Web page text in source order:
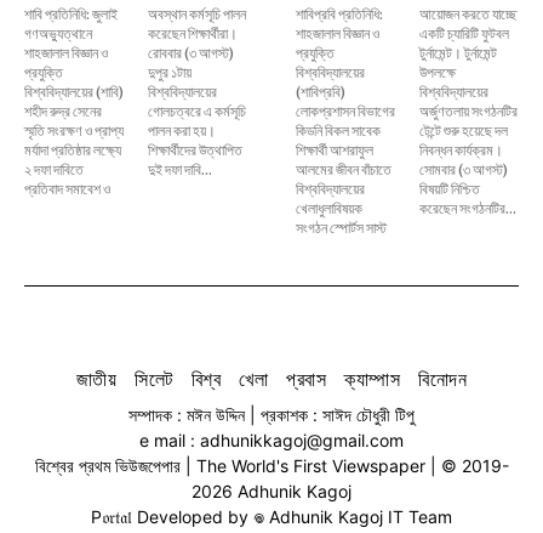
শাবি প্রতিনিধি: জুলাই
গণঅভ্যুত্থানে
শাহজালাল বিজ্ঞান ও
প্রযুক্তি
বিশ্ববিদ্যালয়ের (শাবি)
শহীদ রুদ্র সেনের
স্মৃতি সংরক্ষণ ও প্রাপ্য
মর্যাদা প্রতিষ্ঠার লক্ষ্যে
২ দফা দাবিতে
প্রতিবাদ সমাবেশ ও
অবস্থান কর্মসূচি পালন
করেছেন শিক্ষার্থীরা।
রোববার (৩ আগস্ট)
দুপুর ১টায়
বিশ্ববিদ্যালয়ের
গোলচত্বরে এ কর্মসূচি
পালন করা হয়।
শিক্ষার্থীদের উত্থাপিত
দুই দফা দাবি...
শাবিপ্রবি প্রতিনিধি:
শাহজালাল বিজ্ঞান ও
প্রযুক্তি
বিশ্ববিদ্যালয়ের
(শাবিপ্রবি)
লোকপ্রশাসন বিভাগের
কিডনি বিকল সাবেক
শিক্ষার্থী আশরাফুল
আলমের জীবন বাঁচাতে
বিশ্ববিদ্যালয়ের
খেলাধুলাবিষয়ক
সংগঠন স্পোর্টস সাস্ট
আয়োজন করতে যাচ্ছে
একটি চ্যারিটি ফুটবল
টুর্নামেন্ট। টুর্নামেন্ট
উপলক্ষে
বিশ্ববিদ্যালয়ের
অর্জুণতলায় সংগঠনটির
টেন্টে শুরু হয়েছে দল
নিবন্ধন কার্যক্রম।
সোমবার (৩ আগস্ট)
বিষয়টি নিশ্চিত
করেছেন সংগঠনটির...
জাতীয় সিলেট বিশ্ব খেলা প্রবাস ক্যাম্পাস বিনোদন
সম্পাদক : মঈন উদ্দিন | প্রকাশক : সাঈদ চৌধুরী টিপু
e mail : adhunikkagoj@gmail.com
বিশ্বের প্রথম ভিউজপেপার | The World's First Viewspaper | © 2019-
2026 Adhunik Kagoj
P𝔬𝔯𝔱𝔞𝔩 Developed by 𖦹 Adhunik Kagoj IT Team